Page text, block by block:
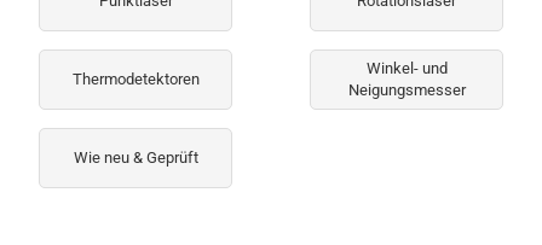
Thermodetektoren
Winkel- und
Neigungsmesser
Wie neu & Geprüft